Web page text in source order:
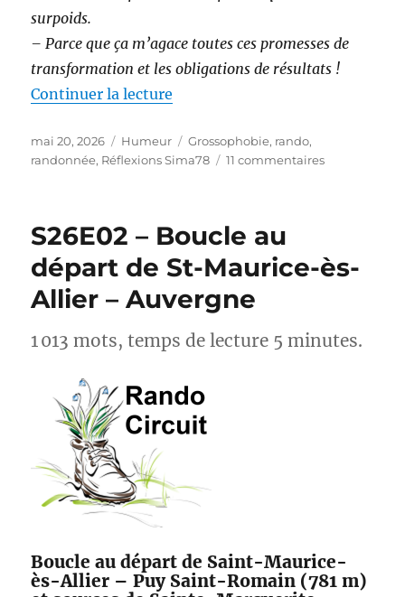
surpoids.
– Parce que ça m’agace toutes ces promesses de
transformation et les obligations de résultats !
Continuer la lecture
Publié
le
mai 20, 2026 Catégories
Humeur Étiquettes
Grossophobie, rando,
randonnée, Réflexions Sima78 11 commentairessur
et
avec
S26E02 – Boucle au
départ de St-Maurice-ès-
Allier – Auvergne
1 013 mots, temps de lecture 5 minutes.
Boucle au départ de Saint-Maurice-
ès-Allier – Puy Saint-Romain (781 m)